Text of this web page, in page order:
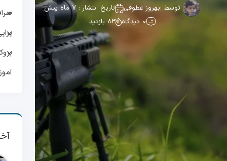
توسط :بهروز عطوفی
تاریخ انتشار : 7 ماه پیش
0 دیدگاه
83 بازدید